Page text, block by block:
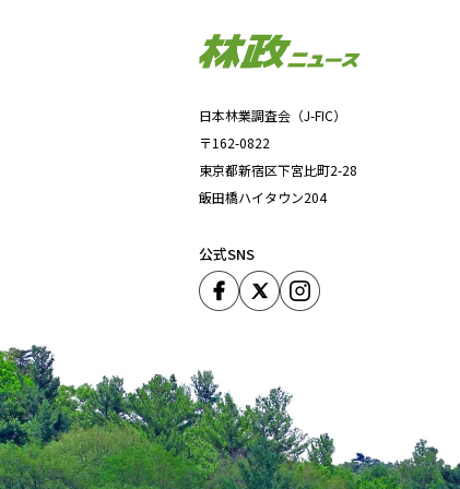
日本林業調査会（J-FIC）
〒162-0822
東京都新宿区下宮比町2-28
飯田橋ハイタウン204
公式SNS